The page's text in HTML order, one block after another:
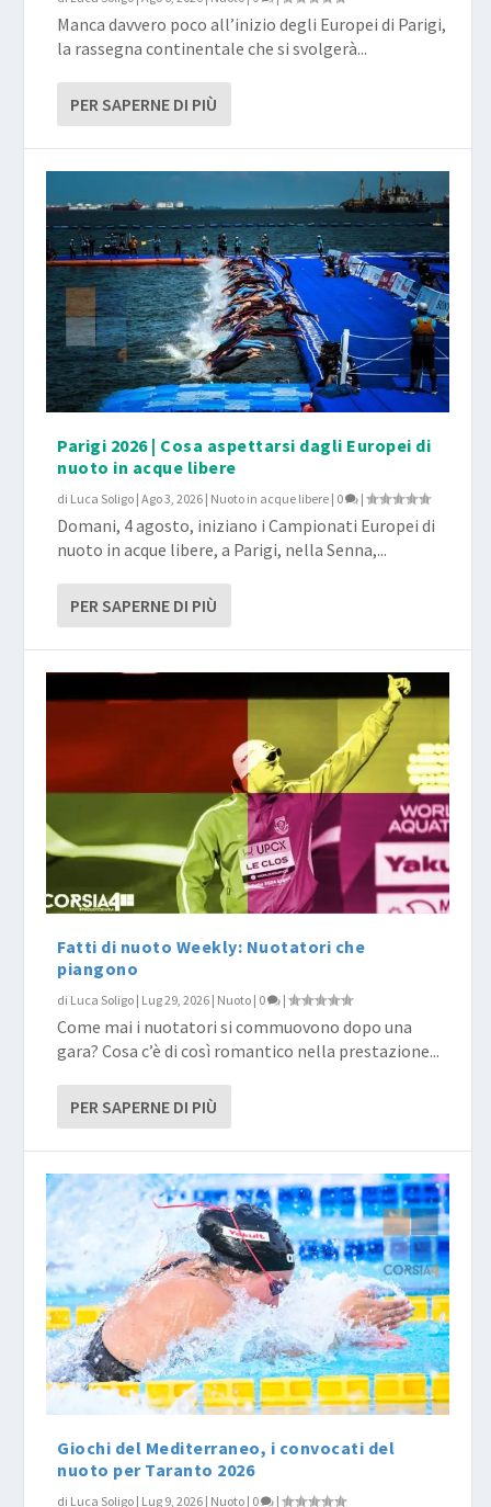
Manca davvero poco all’inizio degli Europei di Parigi,
la rassegna continentale che si svolgerà...
PER SAPERNE DI PIÙ
Parigi 2026 | Cosa aspettarsi dagli Europei di
nuoto in acque libere
di Luca Soligo |Ago 3, 2026 | Nuoto in acque libere | 0 |
Domani, 4 agosto, iniziano i Campionati Europei di
nuoto in acque libere, a Parigi, nella Senna,...
PER SAPERNE DI PIÙ
Fatti di nuoto Weekly: Nuotatori che
piangono
di Luca Soligo | Lug 29, 2026 | Nuoto | 0 |
Come mai i nuotatori si commuovono dopo una
gara? Cosa c’è di così romantico nella prestazione...
PER SAPERNE DI PIÙ
Giochi del Mediterraneo, i convocati del
nuoto per Taranto 2026
di Luca Soligo | Lug 9, 2026 | Nuoto | 0 |